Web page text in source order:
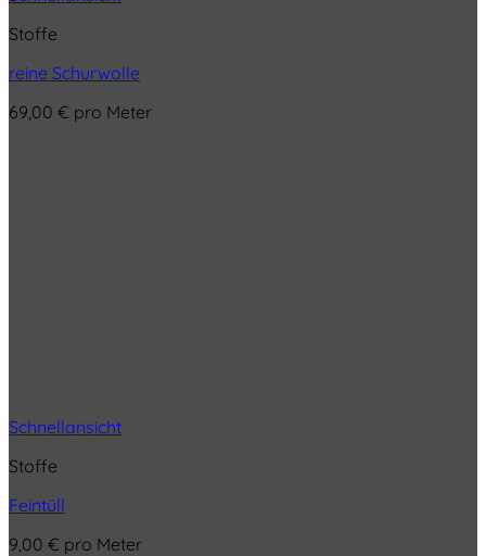
Stoffe
reine Schurwolle
69,00 € pro Meter
Schnellansicht
Stoffe
Feintüll
9,00 € pro Meter